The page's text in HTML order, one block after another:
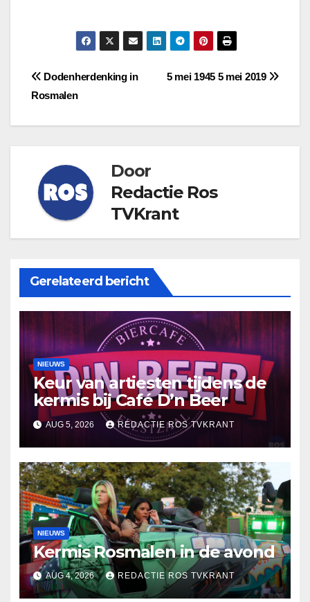
Bericht
5 mei 1945 5 mei 2019
Dodenherdenking in
Rosmalen
Door
Redactie Ros
TVKrant
Gerelateerd bericht
NIEUWS
Keur van artiesten tijdens de
kermis bij Café D’n Beer
AUG 5, 2026 REDACTIE ROS TVKRANT
NIEUWS
Kermis Rosmalen in de avond
AUG 4, 2026 REDACTIE ROS TVKRANT